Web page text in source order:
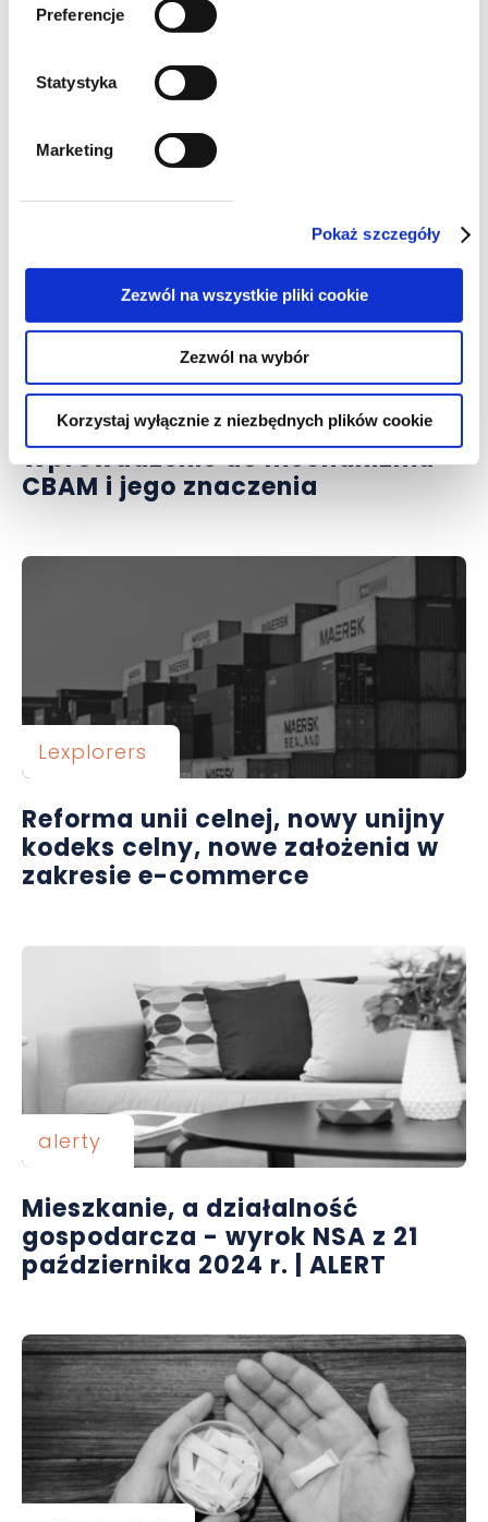
Preferencje
Statystyka
Marketing
Pokaż szczegóły
Zezwól na wszystkie pliki cookie
Zezwól na wybór
Korzystaj wyłącznie z niezbędnych plików cookie
aktualności
Koniec ręcznego wypełniania
alerty
Wprowadzenie do mechanizmu
CBAM i jego znaczenia
Lexplorers
Reforma unii celnej, nowy unijny
kodeks celny, nowe założenia w
zakresie e-commerce
alerty
Mieszkanie, a działalność
gospodarcza - wyrok NSA z 21
października 2024 r. | ALERT